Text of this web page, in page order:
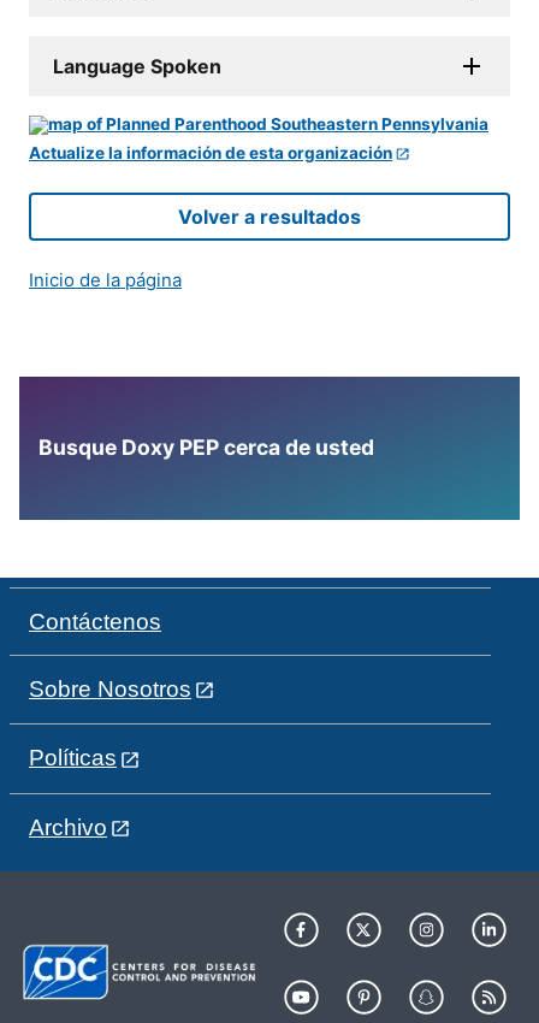
Language Spoken
Actualize la información de esta organización
Volver a resultados
Inicio de la página
Busque Doxy PEP cerca de usted
Contáctenos
Sobre Nosotros
Políticas
Archivo